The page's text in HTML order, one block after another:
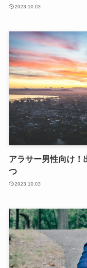
2023.10.03
アラサー男性向け！
つ
2023.10.03